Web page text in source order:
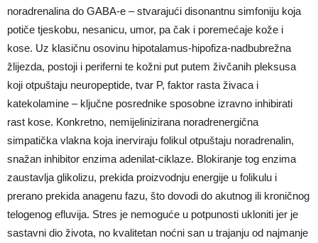
noradrenalina do GABA-e – stvarajući disonantnu simfoniju koja
potiče tjeskobu, nesanicu, umor, pa čak i poremećaje kože i
kose. Uz klasičnu osovinu hipotalamus-hipofiza-nadbubrežna
žlijezda, postoji i periferni te kožni put putem živčanih pleksusa
koji otpuštaju neuropeptide, tvar P, faktor rasta živaca i
katekolamine – ključne posrednike sposobne izravno inhibirati
rast kose. Konkretno, nemijelinizirana noradrenergična
simpatička vlakna koja inerviraju folikul otpuštaju noradrenalin,
snažan inhibitor enzima adenilat-ciklaze. Blokiranje tog enzima
zaustavlja glikolizu, prekida proizvodnju energije u folikulu i
prerano prekida anagenu fazu, što dovodi do akutnog ili kroničnog
telogenog efluvija. Stres je nemoguće u potpunosti ukloniti jer je
sastavni dio života, no kvalitetan noćni san u trajanju od najmanje